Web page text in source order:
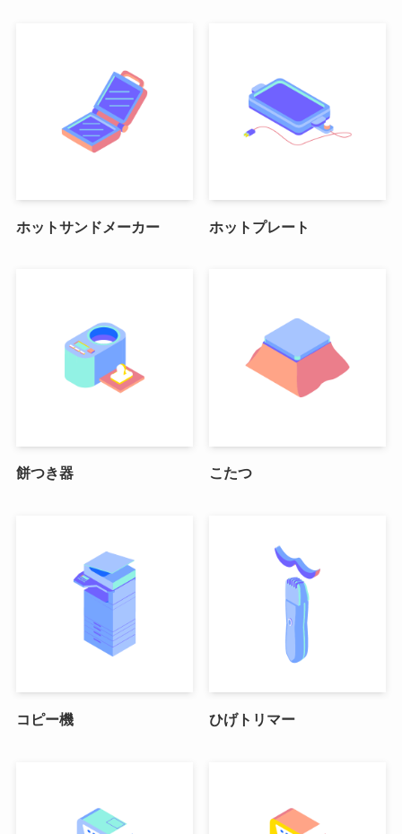
ホットサンドメーカー ホットプレート
餅つき器 こたつ
コピー機 ひげトリマー